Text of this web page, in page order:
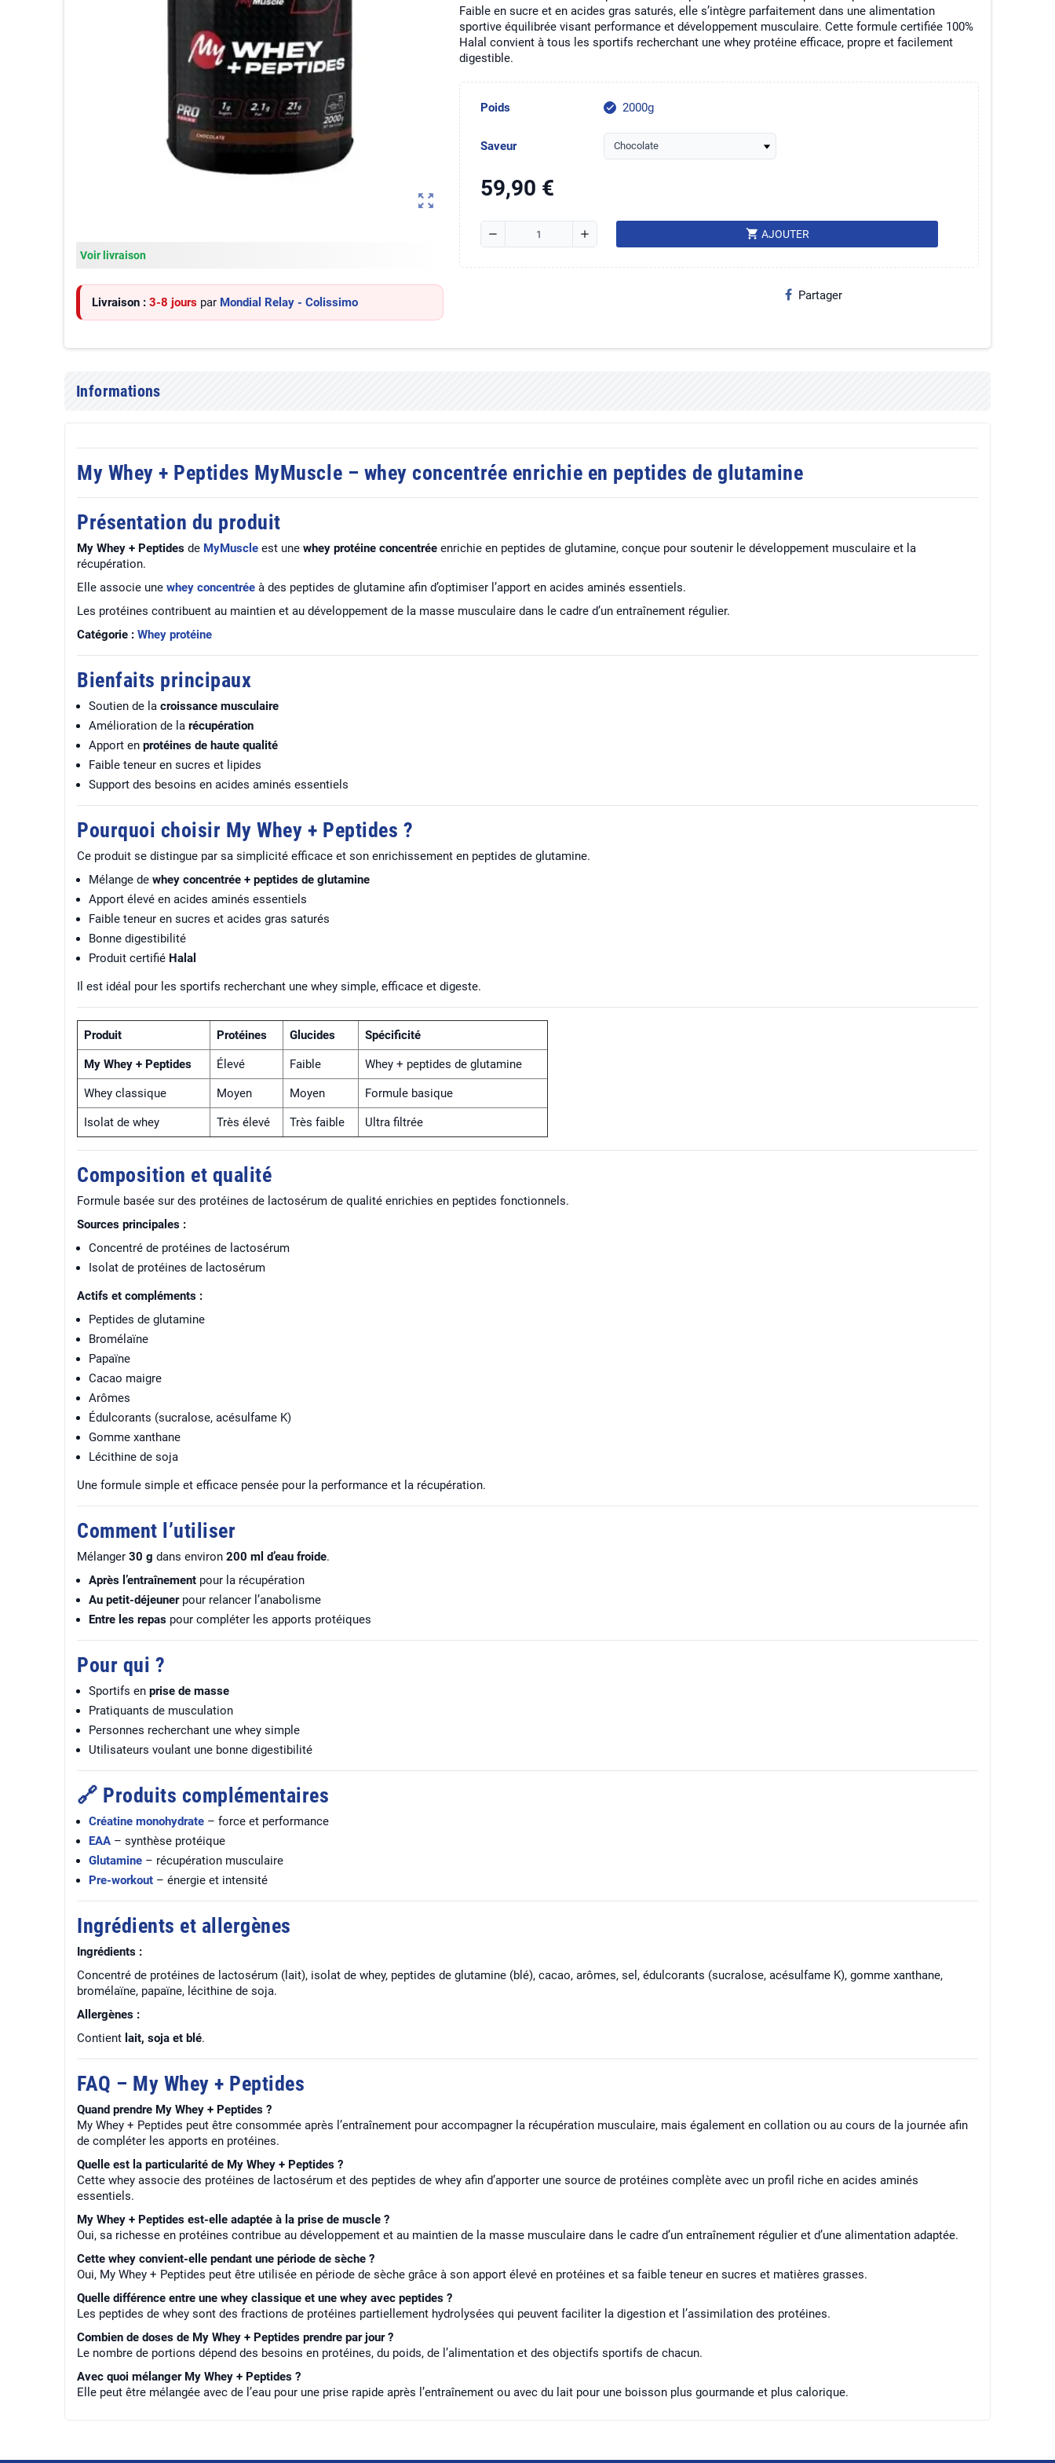
zoom_out_map
Voir livraison
Livraison : 3-8 jours par Mondial Relay - Colissimo
Faible en sucre et en acides gras saturés, elle s’intègre parfaitement dans une alimentation
sportive équilibrée visant performance et développement musculaire. Cette formule certifiée 100%
Halal convient à tous les sportifs recherchant une whey protéine efficace, propre et facilement
digestible.
Poids check 2000g
Saveur
59,90 €
remove add shopping_cart AJOUTER
Partager
Informations
My Whey + Peptides MyMuscle – whey concentrée enrichie en peptides de glutamine
Présentation du produit
My Whey + Peptides de MyMuscle est une whey protéine concentrée enrichie en peptides de glutamine, conçue pour soutenir le développement musculaire et la
récupération.
Elle associe une whey concentrée à des peptides de glutamine afin d’optimiser l’apport en acides aminés essentiels.
Les protéines contribuent au maintien et au développement de la masse musculaire dans le cadre d’un entraînement régulier.
Catégorie : Whey protéine
Bienfaits principaux
Soutien de la croissance musculaire
Amélioration de la récupération
Apport en protéines de haute qualité
Faible teneur en sucres et lipides
Support des besoins en acides aminés essentiels
Pourquoi choisir My Whey + Peptides ?
Ce produit se distingue par sa simplicité efficace et son enrichissement en peptides de glutamine.
Mélange de whey concentrée + peptides de glutamine
Apport élevé en acides aminés essentiels
Faible teneur en sucres et acides gras saturés
Bonne digestibilité
Produit certifié Halal
Il est idéal pour les sportifs recherchant une whey simple, efficace et digeste.
Produit Protéines Glucides Spécificité
My Whey + Peptides Élevé Faible Whey + peptides de glutamine
Whey classique Moyen Moyen Formule basique
Isolat de whey Très élevé Très faible Ultra filtrée
Composition et qualité
Formule basée sur des protéines de lactosérum de qualité enrichies en peptides fonctionnels.
Sources principales :
Concentré de protéines de lactosérum
Isolat de protéines de lactosérum
Actifs et compléments :
Peptides de glutamine
Bromélaïne
Papaïne
Cacao maigre
Arômes
Édulcorants (sucralose, acésulfame K)
Gomme xanthane
Lécithine de soja
Une formule simple et efficace pensée pour la performance et la récupération.
Comment l’utiliser
Mélanger 30 g dans environ 200 ml d’eau froide.
Après l’entraînement pour la récupération
Au petit-déjeunerpour relancer l’anabolisme
Entre les repas pour compléter les apports protéiques
Pour qui ?
Sportifs en prise de masse
Pratiquants de musculation
Personnes recherchant une whey simple
Utilisateurs voulant une bonne digestibilité
🔗 Produits complémentaires
Créatine monohydrate – force et performance
EAA – synthèse protéique
Glutamine – récupération musculaire
Pre-workout – énergie et intensité
Ingrédients et allergènes
Ingrédients :
Concentré de protéines de lactosérum (lait), isolat de whey, peptides de glutamine (blé), cacao, arômes, sel, édulcorants (sucralose, acésulfame K), gomme xanthane,
bromélaïne, papaïne, lécithine de soja.
Allergènes :
Contient lait, soja et blé.
FAQ – My Whey + Peptides
Quand prendre My Whey + Peptides ?
My Whey + Peptides peut être consommée après l’entraînement pour accompagner la récupération musculaire, mais également en collation ou au cours de la journée afin
de compléter les apports en protéines.
Quelle est la particularité de My Whey + Peptides ?
Cette whey associe des protéines de lactosérum et des peptides de whey afin d’apporter une source de protéines complète avec un profil riche en acides aminés
essentiels.
My Whey + Peptides est-elle adaptée à la prise de muscle ?
Oui, sa richesse en protéines contribue au développement et au maintien de la masse musculaire dans le cadre d’un entraînement régulier et d’une alimentation adaptée.
Cette whey convient-elle pendant une période de sèche ?
Oui, My Whey + Peptides peut être utilisée en période de sèche grâce à son apport élevé en protéines et sa faible teneur en sucres et matières grasses.
Quelle différence entre une whey classique et une whey avec peptides ?
Les peptides de whey sont des fractions de protéines partiellement hydrolysées qui peuvent faciliter la digestion et l’assimilation des protéines.
Combien de doses de My Whey + Peptides prendre par jour ?
Le nombre de portions dépend des besoins en protéines, du poids, de l’alimentation et des objectifs sportifs de chacun.
Avec quoi mélanger My Whey + Peptides ?
Elle peut être mélangée avec de l’eau pour une prise rapide après l’entraînement ou avec du lait pour une boisson plus gourmande et plus calorique.